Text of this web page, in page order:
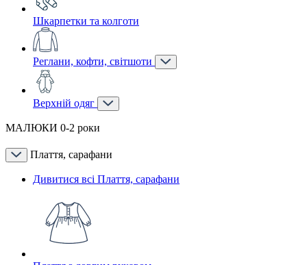
Шкарпетки та колготи
Реглани, кофти, світшоти
Верхній одяг
МАЛЮКИ 0-2 роки
Плаття, сарафани
Дивитися всі Плаття, сарафани